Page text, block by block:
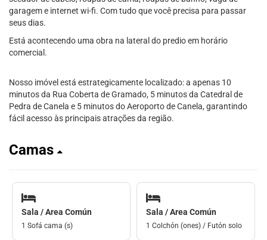
garagem e internet wi-fi. Com tudo que você precisa para passar
seus dias.
Está acontecendo uma obra na lateral do predio em horário
comercial.
Nosso imóvel está estrategicamente localizado: a apenas 10
minutos da Rua Coberta de Gramado, 5 minutos da Catedral de
Pedra de Canela e 5 minutos do Aeroporto de Canela, garantindo
fácil acesso às principais atrações da região.
Camas
Sala / Area Común
1 Sofá cama (s)
Sala / Area Común
1 Colchón (ones) / Futón solo